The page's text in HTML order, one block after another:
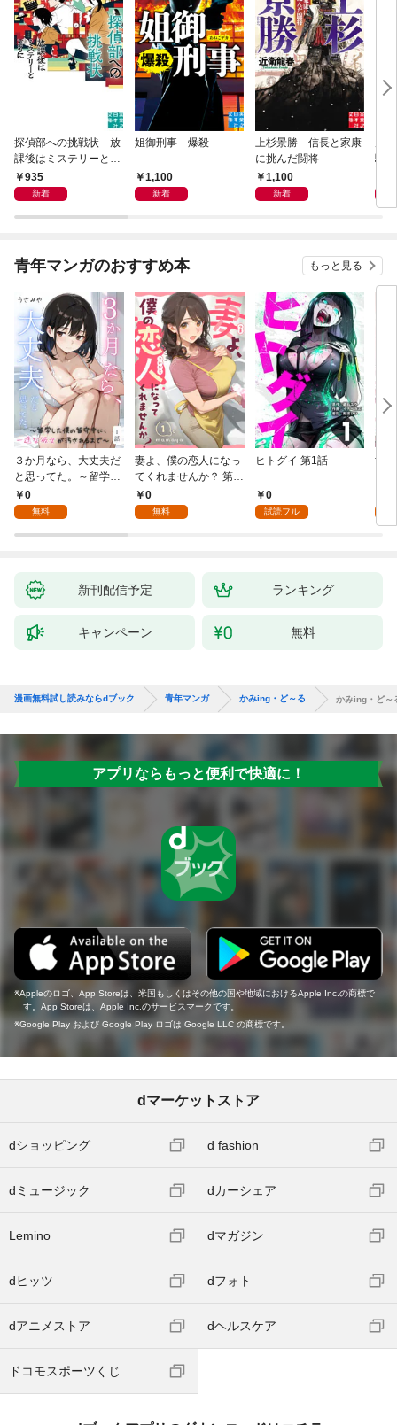
探偵部への挑戦状 放
課後はミステリーとと
もに 新装版
935
新着
姐御刑事 爆殺
1,100
新着
上杉景勝 信長と家康
に挑んだ闘将
1,100
新着
騒動
青年マンガのおすすめ本 もっと見る
３か月なら、大丈夫だ
と思ってた。～留学し
た僕の留守中に、一途
な彼女が汚されるまで
0
無料
妻よ、僕の恋人になっ
てくれませんか？ 第1
話0
無料
ヒトグイ 第1話
0
試読フル
世
新刊配信予定 ランキング
キャンペーン 無料
漫画無料試し読みならdブック 青年マンガ かみing・ど～る かみing・ど～
アプリならもっと便利で快適に！
Appleのロゴ、App Storeは、米国もしくはその他の国や地域におけるApple Inc.の商標で
す。App Storeは、Apple Inc.のサービスマークです。
Google Play および Google Play ロゴは Google LLC の商標です。
dマーケットストア
dショッピング d fashion
dミュージック dカーシェア
Lemino dマガジン
dヒッツ dフォト
dアニメストア dヘルスケア
ドコモスポーツくじ